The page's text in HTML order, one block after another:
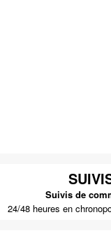
Suivis de
24/48 heures en